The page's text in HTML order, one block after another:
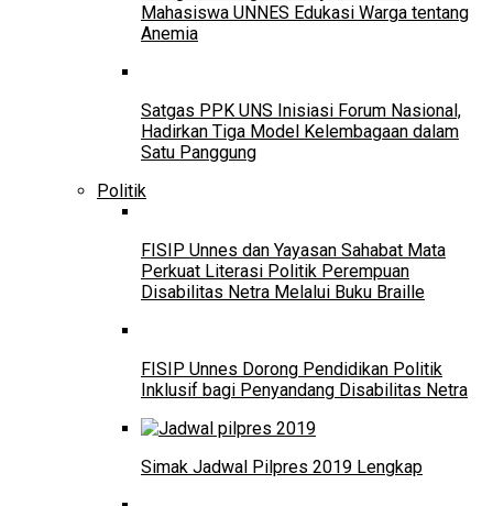
Mahasiswa UNNES Edukasi Warga tentang
Anemia
Satgas PPK UNS Inisiasi Forum Nasional,
Hadirkan Tiga Model Kelembagaan dalam
Satu Panggung
Politik
FISIP Unnes dan Yayasan Sahabat Mata
Perkuat Literasi Politik Perempuan
Disabilitas Netra Melalui Buku Braille
FISIP Unnes Dorong Pendidikan Politik
Inklusif bagi Penyandang Disabilitas Netra
Simak Jadwal Pilpres 2019 Lengkap